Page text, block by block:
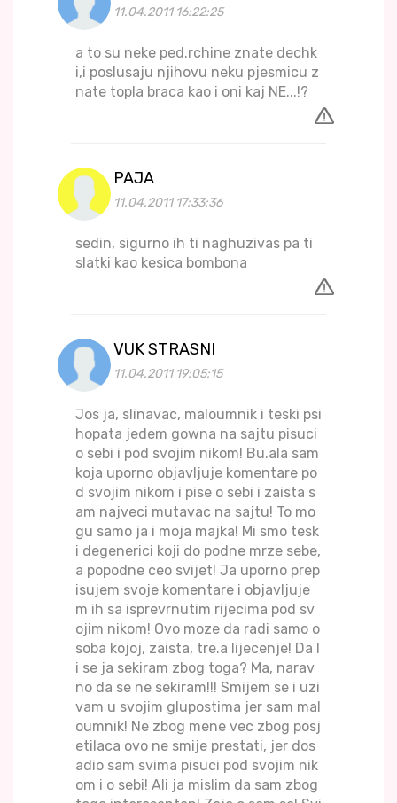
11.04.2011 16:22:25
a to su neke ped.rchine znate dechk
i,i poslusaju njihovu neku pjesmicu z
nate topla braca kao i oni kaj NE...!?
PAJA
11.04.2011 17:33:36
sedin, sigurno ih ti naghuzivas pa ti
slatki kao kesica bombona
VUK STRASNI
11.04.2011 19:05:15
Jos ja, slinavac, maloumnik i teski psi
hopata jedem gowna na sajtu pisuci
o sebi i pod svojim nikom! Bu.ala sam
koja uporno objavljuje komentare po
d svojim nikom i pise o sebi i zaista s
am najveci mutavac na sajtu! To mo
gu samo ja i moja majka! Mi smo tesk
i degenerici koji do podne mrze sebe,
a popodne ceo svijet! Ja uporno prep
isujem svoje komentare i objavljuje
m ih sa isprevrnutim rijecima pod sv
ojim nikom! Ovo moze da radi samo o
soba kojoj, zaista, tre.a lijecenje! Da l
i se ja sekiram zbog toga? Ma, narav
no da se ne sekiram!!! Smijem se i uzi
vam u svojim glupostima jer sam mal
oumnik! Ne zbog mene vec zbog posj
etilaca ovo ne smije prestati, jer dos
adio sam svima pisuci pod svojim nik
om i o sebi! Ali ja mislim da sam zbog